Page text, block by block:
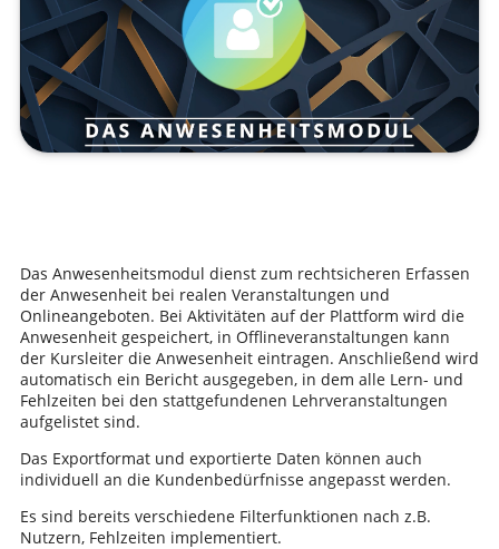
Das Anwesenheitsmodul dienst zum rechtsicheren Erfassen
der Anwesenheit bei realen Veranstaltungen und
Onlineangeboten. Bei Aktivitäten auf der Plattform wird die
Anwesenheit gespeichert, in Offlineveranstaltungen kann
der Kursleiter die Anwesenheit eintragen. Anschließend wird
automatisch ein Bericht ausgegeben, in dem alle Lern- und
Fehlzeiten bei den stattgefundenen Lehrveranstaltungen
aufgelistet sind.
Das Exportformat und exportierte Daten können auch
individuell an die Kundenbedürfnisse angepasst werden.
Es sind bereits verschiedene Filterfunktionen nach z.B.
Nutzern, Fehlzeiten implementiert.